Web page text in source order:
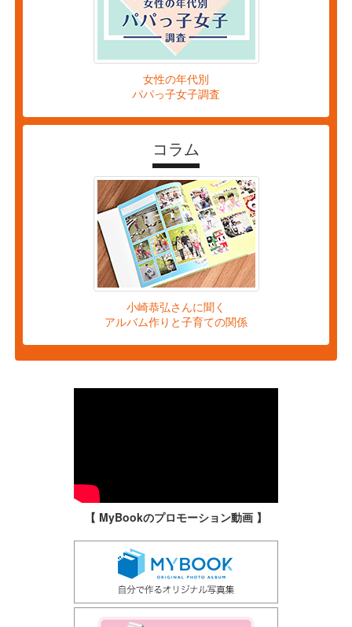
女性の年代別
パパっ子女子調査
コラム
小崎恭弘さんに聞く
アルバム作りと子育ての関係
【 MyBookのプロモーション動画 】